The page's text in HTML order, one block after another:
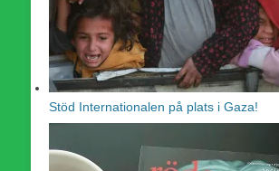
Stöd Internationalen på plats i Gaza!